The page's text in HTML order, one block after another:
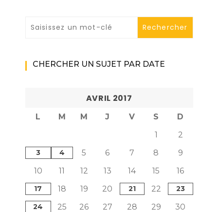
CHERCHER UN SUJET PAR DATE
AVRIL 2017
L M M J V S
D
1
2
3 4 5 6 7 8
9
10
11 12 13 14 15 16
17 18 19 20 21 22 23
24 25 26 27 28 29 30